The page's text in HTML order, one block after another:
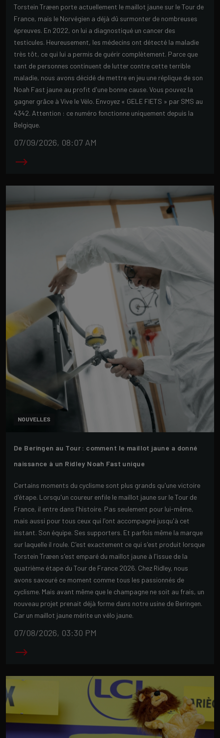
Torstein Træen porte actuellement le maillot jaune sur le Tour de
France, mais le Norvégien a déjà dû surmonter de nombreuses
épreuves. En 2022, on lui a diagnostiqué un cancer des
testicules. Heureusement, les médecins ont détecté la maladie
très tôt, ce qui lui a permis de guérir complètement. Parce que
tant de personnes continuent de lutter contre cette terrible
maladie, nous avons décidé de mettre en jeu une réplique de son
Noah Fast jaune au profit d'une bonne cause. Vous pouvez la
gagner grâce à Vive le Vélo. Envoyez « GELE FIETS » par SMS au
4342. Attention : ce numéro fonctionne uniquement depuis la
Belgique.
07/09/2026, 08:07 AM
NOUVELLES
De Beringen au Tour : comment le maillot jaune a donné
naissance à un Ridley Noah Fast unique
Certains moments du cyclisme sont plus grands qu'une victoire
d'étape. Lorsqu'un coureur enfile le maillot jaune sur le Tour de
France, il entre dans l'histoire. Pas seulement pour lui-même,
mais aussi pour tous ceux qui l'ont accompagné jusqu'à cet
instant. Son équipe. Ses supporters. Et parfois même la marque
sur laquelle il roule. C'est exactement ce qui s'est produit lorsque
Torstein Træen s'est emparé du maillot jaune à l'issue de la
quatrième étape du Tour de France 2026. Chez Ridley, nous
avons savouré ce moment comme tous les passionnés de
cyclisme. Mais avant même que le champagne ne soit au frais, un
nouveau projet prenait déjà forme dans notre usine de Beringen.
Car un maillot jaune mérite un vélo jaune.
07/08/2026, 03:30 PM